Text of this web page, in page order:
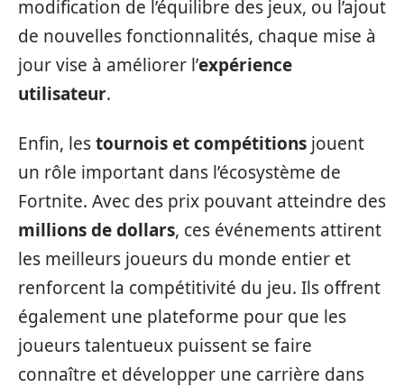
modification de l’équilibre des jeux, ou l’ajout
de nouvelles fonctionnalités, chaque mise à
jour vise à améliorer l’expérience
utilisateur.
Enfin, lestournois et compétitions jouent
un rôle important dans l’écosystème de
Fortnite. Avec des prix pouvant atteindre des
millions de dollars, ces événements attirent
les meilleurs joueurs du monde entier et
renforcent la compétitivité du jeu. Ils offrent
également une plateforme pour que les
joueurs talentueux puissent se faire
connaître et développer une carrière dans